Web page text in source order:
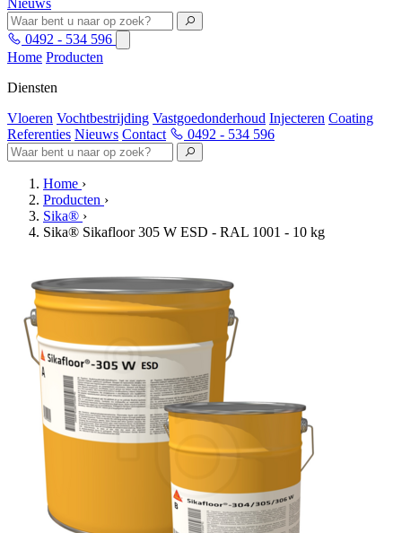
Nieuws
0492 - 534 596
Home Producten
Diensten
Vloeren Vochtbestrijding Vastgoedonderhoud Injecteren Coating
Referenties Nieuws Contact 0492 - 534 596
Home ›
Producten ›
Sika® ›
Sika® Sikafloor 305 W ESD - RAL 1001 - 10 kg